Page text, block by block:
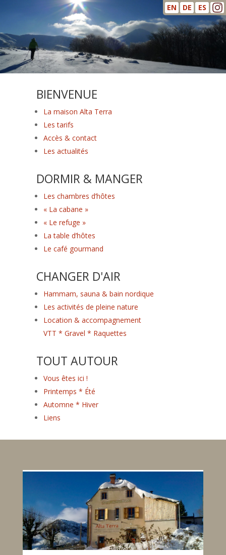
EN DE ES
BIENVENUE
La maison Alta Terra
Les tarifs
Accès & contact
Les actualités
DORMIR & MANGER
Les chambres d’hôtes
« La cabane »
« Le refuge »
La table d’hôtes
Le café gourmand
CHANGER D'AIR
Hammam, sauna & bain nordique
Les activités de pleine nature
Location & accompagnement
VTT * Gravel * Raquettes
TOUT AUTOUR
Vous êtes ici !
Printemps * Été
Automne * Hiver
Liens